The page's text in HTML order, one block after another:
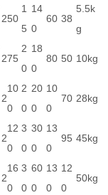
250
1
5
14
0
60 38
5.5k
g
275
2
0
18
0
80 50 10kg
2
10
0
2
0
20
0
10
0
70 28kg
2
12
0
3
0
30
0
13
0
95 45kg
2
16
0
3
0
60
0
13
0
12
0
50kg